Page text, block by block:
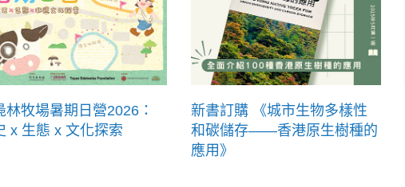
林牧場暑期日營2026：
x 生態 x 文化探索
新書訂購 《城市生物多樣性
和碳儲存——香港原生樹種的
應用》